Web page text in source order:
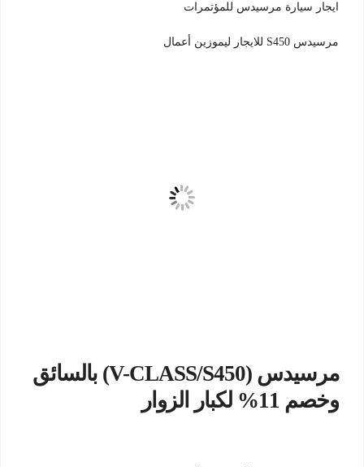
ايجار سيارة مرسيدس للمؤتمرات
مرسيدس S450 للايجار ليموزين أعمال
مرسيدس (V-CLASS/S450) بالسائق
وخصم 11% لكبار الزوار